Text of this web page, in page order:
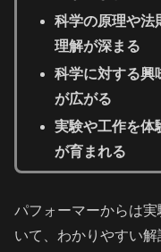
科学の原理や法
理解が深まる
科学に対する興
が広がる
実験や工作を体
が育まれる
パフォーマーからは
いて、わかりやすい解